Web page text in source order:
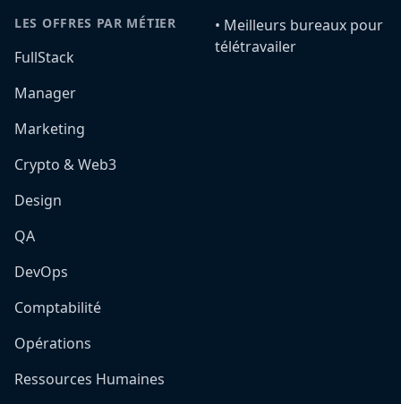
LES OFFRES PAR MÉTIER
FullStack
Manager
Marketing
Crypto & Web3
Design
QA
DevOps
Comptabilité
Opérations
Ressources Humaines
•️ Meilleurs bureaux pour
télétravailer